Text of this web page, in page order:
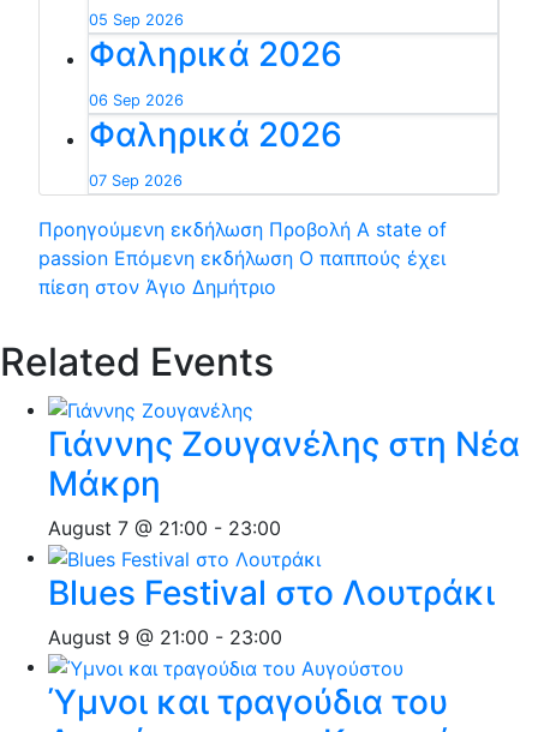
05 Sep 2026
Φαληρικά 2026
06 Sep 2026
Φαληρικά 2026
07 Sep 2026
Προηγούμενη εκδήλωση Προβολή A state of
passion Επόμενη εκδήλωση Ο παππούς έχει
πίεση στον Άγιο Δημήτριο
Related Events
Γιάννης Ζουγανέλης στη Νέα
Μάκρη
August 7 @ 21:00 - 23:00
Blues Festival στο Λουτράκι
August 9 @ 21:00 - 23:00
Ύμνοι και τραγούδια του